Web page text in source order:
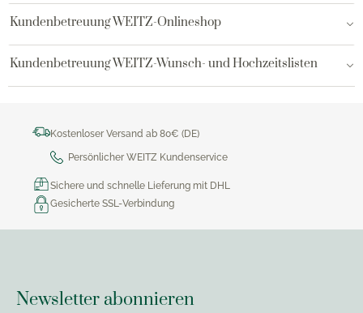
Kundenbetreuung WEITZ-Onlineshop
Kundenbetreuung WEITZ-Wunsch- und Hochzeitslisten
Kostenloser Versand ab 80€ (DE)
Persönlicher WEITZ Kundenservice
Sichere und schnelle Lieferung mit DHL
Gesicherte SSL-Verbindung
Newsletter abonnieren